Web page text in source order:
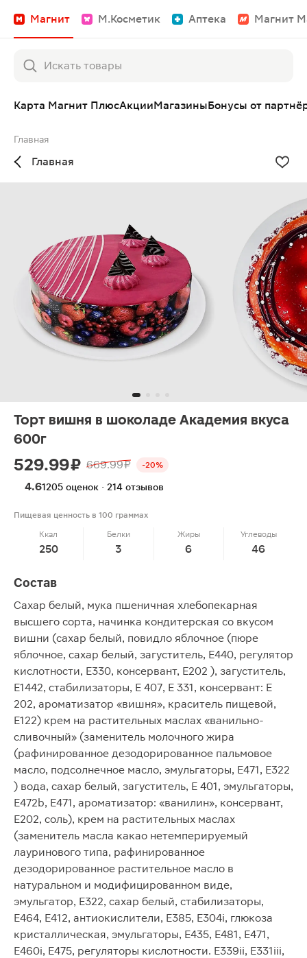
Магнит М.Косметик Аптека Магнит
Карта Магнит ПлюсАкцииМагазиныБонусы от
Главная
Главная
Торт вишня в шоколаде Академия вкуса
600г
529.99 ₽ 669.99 ₽ -20%
4.61205 оценок · 214 отзывов
Пищевая ценность в 100 граммах
Ккал
250
Белки
3
Жиры
6
Углеводы
46
Состав
Сахар белый, мука пшеничная хлебопекарная
высшего сорта, начинка кондитерская со вкусом
вишни (сахар белый, повидло яблочное (пюре
яблочное, сахар белый, загуститель, Е440, регулятор
кислотности, Е330, консервант, Е202 ), загуститель,
Е1442, стабилизаторы, Е 407, Е 331, консервант: Е
202, ароматизатор «вишня», краситель пищевой,
Е122) крем на растительных маслах «ванильно-
сливочный» (заменитель молочного жира
(рафинированное дезодорированное пальмовое
масло, подсолнечное масло, эмульгаторы, Е471, Е322
) вода, сахар белый, загуститель, Е 401, эмульгаторы,
Е472b, Е471, ароматизатор: «ванилин», консервант,
Е202, соль), крем на растительных маслах
(заменитель масла какао нетемперируемый
лауринового типа, рафинированное
дезодорированное растительное масло в
натуральном и модифицированном виде,
эмульгатор, Е322, сахар белый, стабилизаторы,
Е464, Е412, антиокислители, Е385, Е304i, глюкоза
кристаллическая, эмульгаторы, Е435, Е481, Е471,
Е460i, Е475, регуляторы кислотности. Е339ii, Е331iii,